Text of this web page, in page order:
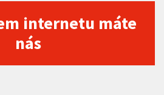
internetu máte
nás